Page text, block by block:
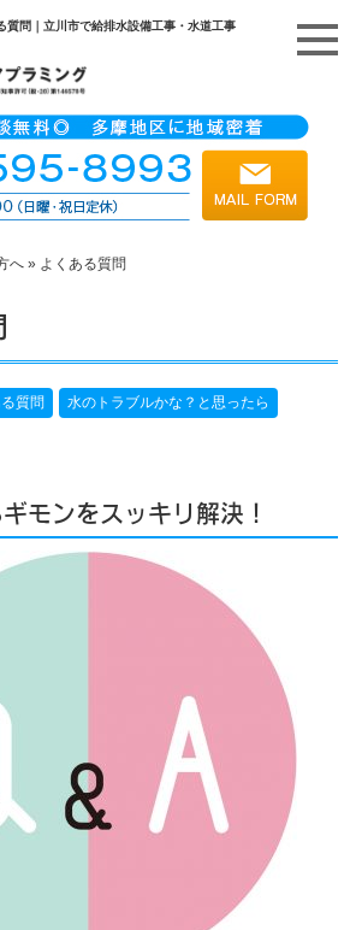
質問｜立川市で給排水設備工事・水道工事
へ » よくある質問
質問 水のトラブルかな？と思ったら
モンをスッキリ解決！